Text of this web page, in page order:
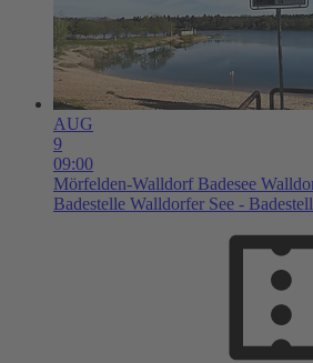
AUG
9
09:00
Mörfelden-Walldorf Badesee
Badestelle Walldorfer See -